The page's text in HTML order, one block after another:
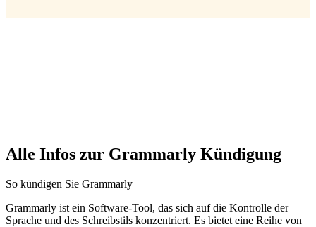
Alle Infos zur Grammarly Kündigung
So kündigen Sie Grammarly
Grammarly ist ein Software-Tool, das sich auf die Kontrolle der
Sprache und des Schreibstils konzentriert. Es bietet eine Reihe von